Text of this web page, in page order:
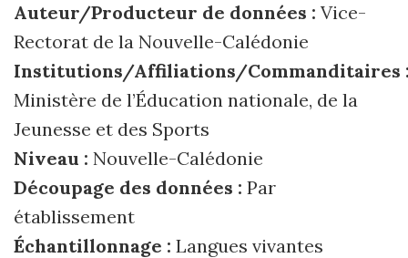
Auteur/Producteur de données : Vice-
Rectorat de la Nouvelle-Calédonie
Institutions/Affiliations/Commanditaires
Ministère de l’Éducation nationale, de la
Jeunesse et des Sports
Niveau : Nouvelle-Calédonie
Découpage des données : Par
établissement
Échantillonnage : Langues vivantes